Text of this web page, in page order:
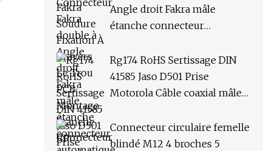
pour Antenne GPS
Automobile
Angle droit Fakra mâle
étanche connecteur
Radio GPS antenne
adaptateur câble faisceau de
câblage
Rg174 RoHS Sertissage DIN
41585 Jaso D501 Prise
Motorola Câble coaxial mâle
Connecteur automatique
pour antenne de scanner
Connecteur circulaire femelle
blindé M12 4 broches 5